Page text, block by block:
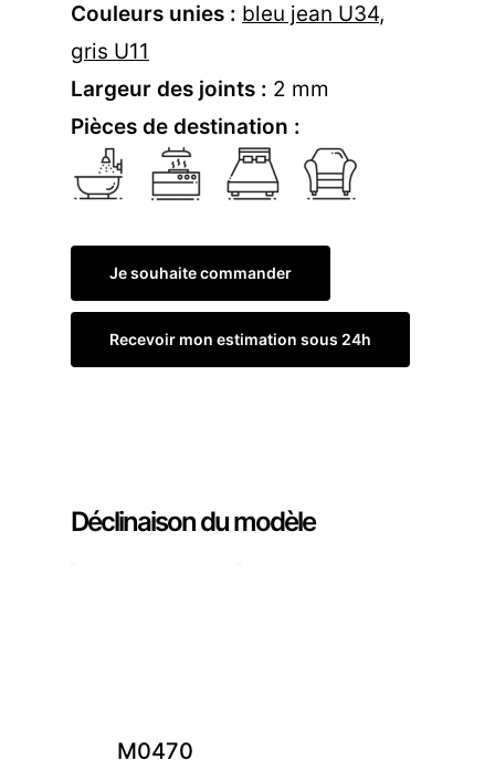
Couleurs unies : bleu jean U34,
gris U11
Largeur des joints : 2 mm
Pièces de destination :
Je souhaite commander
Recevoir mon estimation sous 24h
Déclinaison du modèle
M0470